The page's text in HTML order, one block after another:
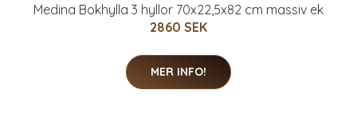
Medina Bokhylla 3 hyllor 70x22,5x82 cm massiv ek
2860 SEK
MER INFO!